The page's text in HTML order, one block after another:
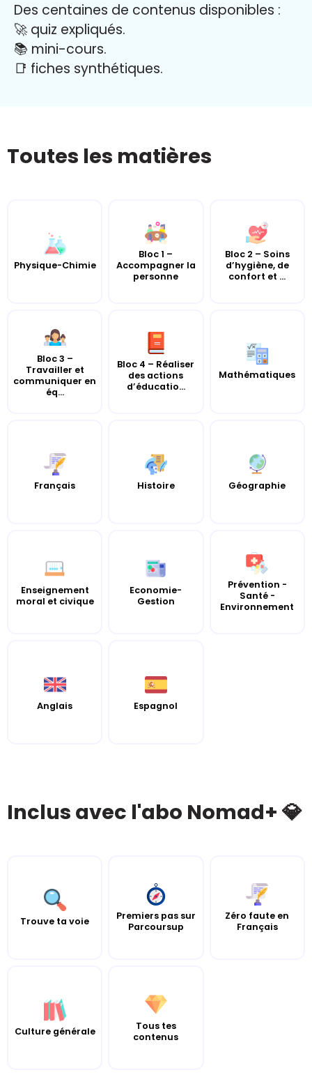
Des centaines de contenus disponibles :
🚀 quiz expliqués.
📚 mini-cours.
📑 fiches synthétiques.
Toutes les matières
Physique-Chimie
Bloc 1 –
Accompagner la
personne
Bloc 2 – Soins
d’hygiène, de
confort et ...
Bloc 3 –
Travailler et
communiquer en
éq...
Bloc 4 – Réaliser
des actions
d’éducatio...
Mathématiques
Français Histoire Géographie
Enseignement
moral et civique
Economie-
Gestion
Prévention -
Santé -
Environnement
Anglais Espagnol
Inclus avec l'abo Nomad+ 💎
Trouve ta voie
Premiers pas sur
Parcoursup
Zéro faute en
Français
Culture générale
Tous tes
contenus